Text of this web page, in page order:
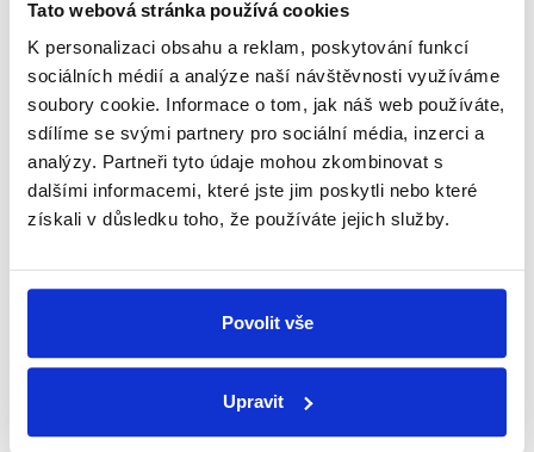
Tato webová stránka používá cookies
K personalizaci obsahu a reklam, poskytování funkcí
sociálních médií a analýze naší návštěvnosti využíváme
soubory cookie. Informace o tom, jak náš web používáte,
sdílíme se svými partnery pro sociální média, inzerci a
analýzy. Partneři tyto údaje mohou zkombinovat s
dalšími informacemi, které jste jim poskytli nebo které
získali v důsledku toho, že používáte jejich služby.
Povolit vše
Upravit
Z komparace uvedených údajů vyplývá, že
přepočtená výše půjčky na jednoho obyvatele je
srovnatelná ("přiměřená") v případě České republiky
a Polska. U Slovenska se sledovaný údaj výrazně
liší.
ministr má tedy pravdu, že podle předepsaných
pravidel nebylo ministerstvo povinno postupovat
jinak.
Jaromír
Všechny ty operace (výběrového
řízení na S-kartu, pozn.) jsou na
znamená, každý si může přečíst,
podívat se, jak probíhala ta
jednotlivá jednání, zadávací
odpovědi jednotlivých účastníků.